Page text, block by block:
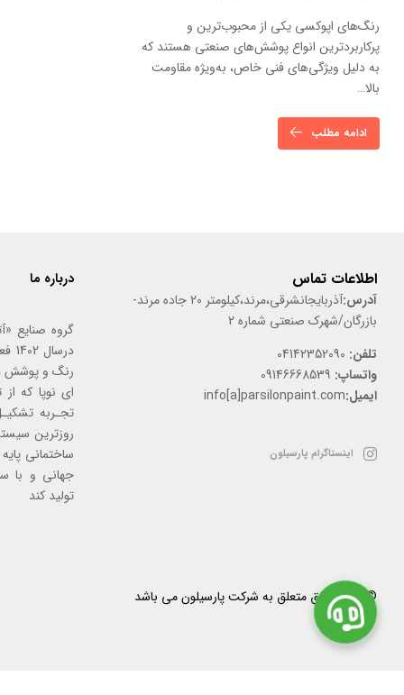
رنگ‌های اپوکسی یکی از محبوب‌ترین و
پرکاربردترین انواع پوشش‌های صنعتی هستند که
به دلیل ویژگی‌های فنی خاص، به‌ویژه مقاومت
بالا…
ادامه مطلب
اطلاعات تماس
آدرس:
آذربایجانشرقی،مرند،کیلومتر 20 جاده مرند-
بازرگان/شهرک صنعتی شماره 2
تلفن:
واتساپ:
ایمیل:info[a]parsilonpaint.com
اینستاگرام پارسیلون
درباره ما
گروه صنایع
رنگ و پوشش
ای نوپا که
تجـربه
روزترین
ساختمانی
جهانی و با
تولید کند
© کلیه حقوق متعلق به شرکت پارسیلون می باشد